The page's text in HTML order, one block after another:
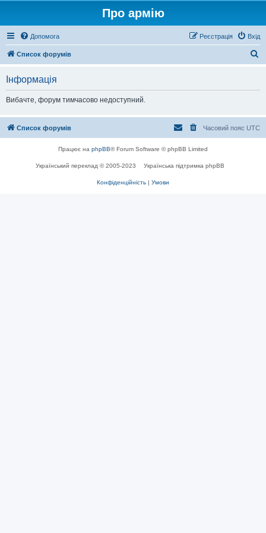
Про армію
Допомога Вхід
Реєстрація
Список форумів
Інформація
Вибачте, форум тимчасово недоступний.
Список форумів Часовий пояс UTC
Працює на phpBB® Forum Software © phpBB Limited
Український переклад © 2005-2023 Українська підтримка phpBB
Конфіденційність | Умови